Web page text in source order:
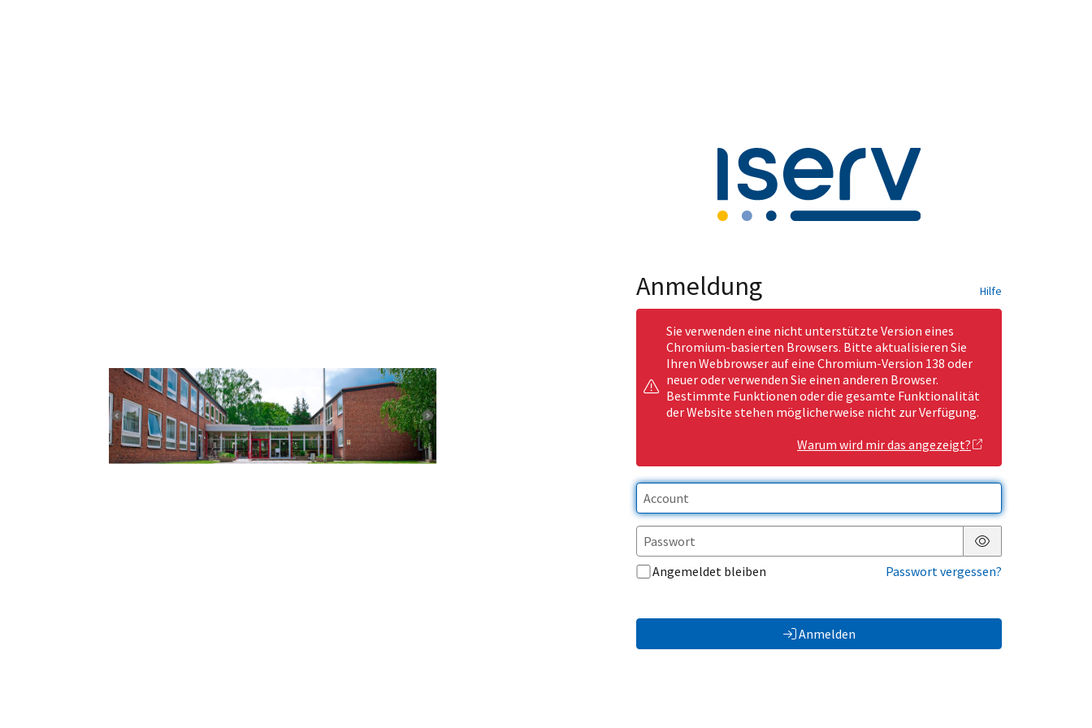
Anmeldung Hilfe
Sie verwenden eine nicht unterstützte Version eines
Chromium-basierten Browsers. Bitte aktualisieren Sie
Ihren Webbrowser auf eine Chromium-Version 138 oder
neuer oder verwenden Sie einen anderen Browser.
Bestimmte Funktionen oder die gesamte Funktionalität
der Website stehen möglicherweise nicht zur Verfügung.
Warum wird mir das angezeigt?
Passwort anzeigen
Angemeldet bleiben
Passwort vergessen?
Anmelden